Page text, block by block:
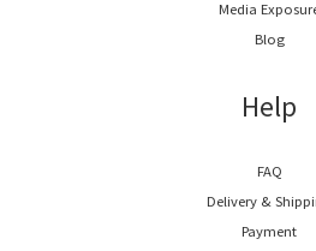
Media
Blog
Help
FAQ
Delivery &
Payment